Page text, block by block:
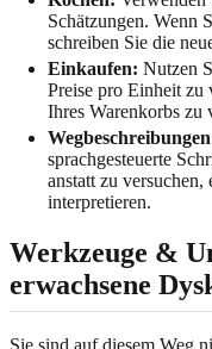
Schätzungen. Wenn
schreiben Sie die
Einkaufen: Nutzen
Preise pro Einheit zu
Ihres Warenkorbs zu
sprachgesteuerte
anstatt zu
interpretieren.
Werkzeuge &
erwachsene